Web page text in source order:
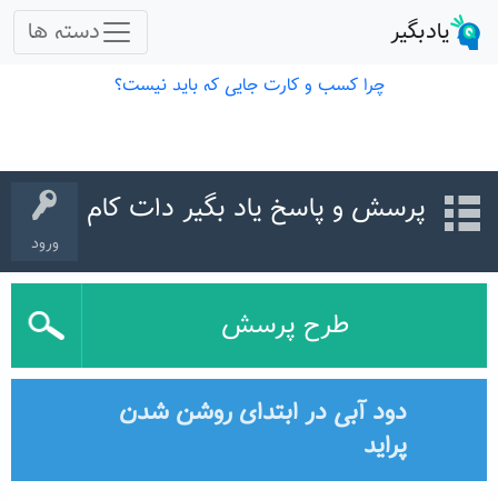
ورود
پرسش و پاسخ یاد بگیر دات کام
طرح پرسش
دود آبی در ابتدای روشن شدن
پراید